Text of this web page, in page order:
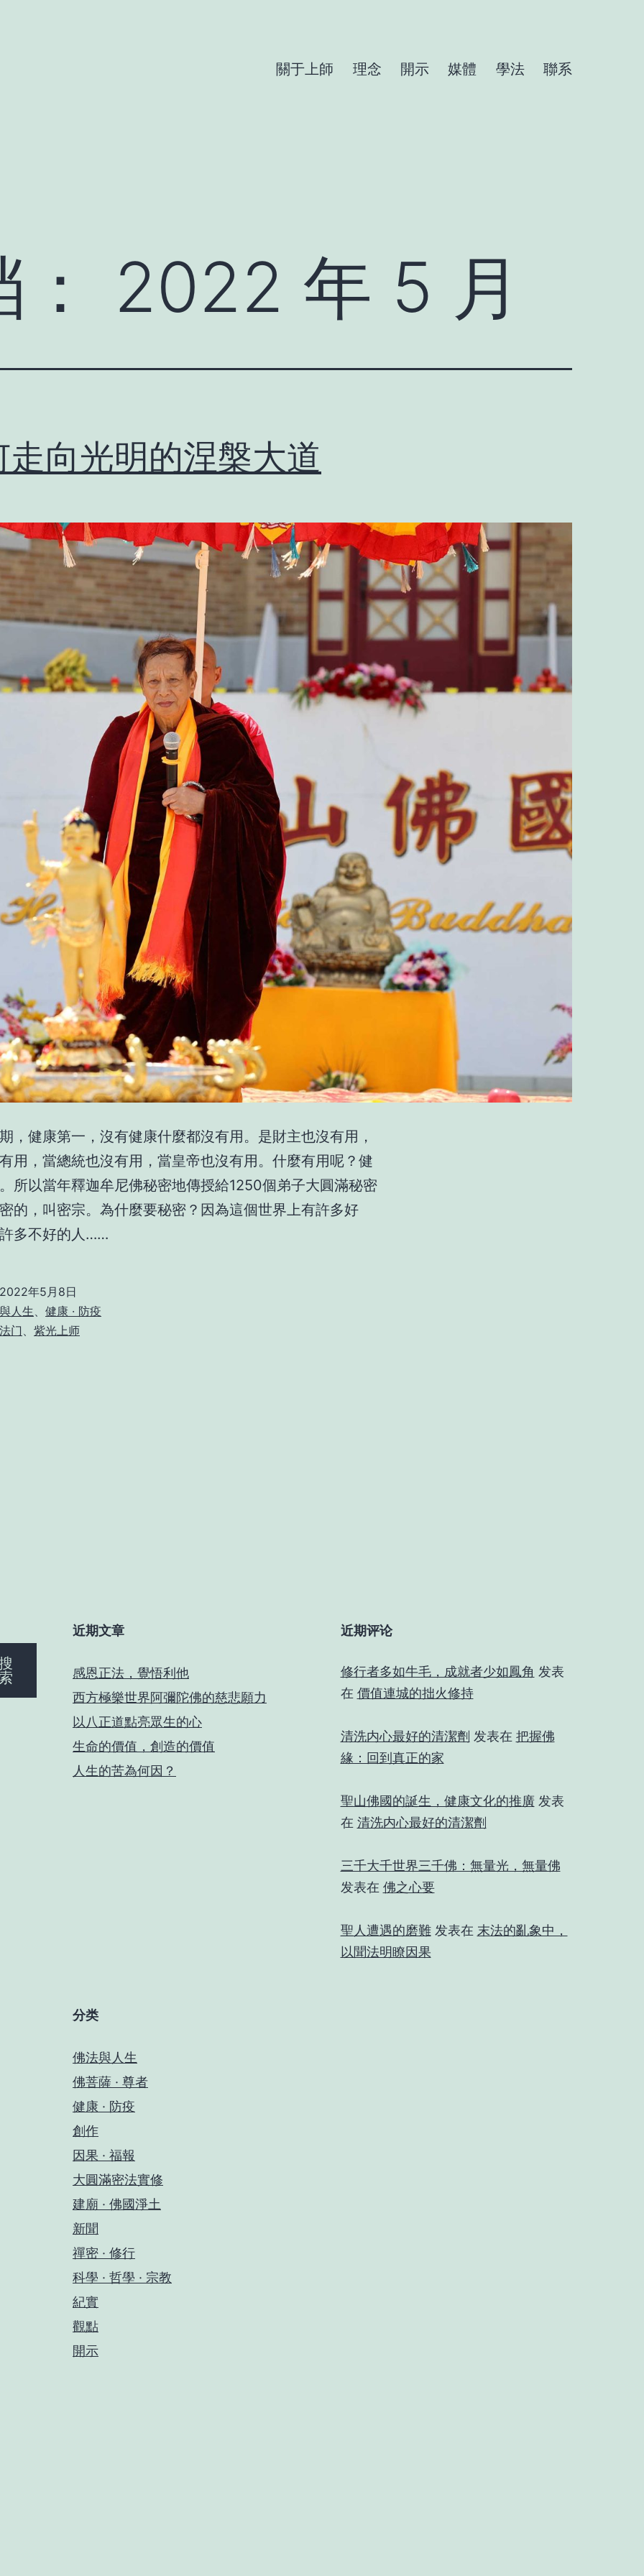
關于上師 理念 開示 媒體 學法 聯系
2022 年 5 月
走向光明的涅槃大道
，健康第一，沒有健康什麼都沒有用。是財主也沒有用，
用，當總統也沒有用，當皇帝也沒有用。什麼有用呢？健
所以當年釋迦牟尼佛秘密地傳授給1250個弟子大圓滿秘密
的，叫密宗。為什麼要秘密？因為這個世界上有許多好
多不好的人……
2022年5月8日
人生、 健康 · 防疫
门 、 紫光上师
近期文章
感恩正法，覺悟利他
西方極樂世界阿彌陀佛的慈悲願力
以八正道點亮眾生的心
生命的價值，創造的價值
人生的苦為何因？
近期评论
修行者多如牛毛，成就者少如鳳角 发表
在 價值連城的拙火修持
清洗内心最好的清潔劑 发表在 把握佛
緣：回到真正的家
聖山佛國的誕生，健康文化的推廣发表
在 清洗内心最好的清潔劑
三千大千世界三千佛：無量光，無量佛
发表在 佛之心要
聖人遭遇的磨難发表在 末法的亂象中，
以聞法明瞭因果
分类
佛法與人生
佛菩薩 · 尊者
健康 · 防疫
創作
因果 · 福報
大圓滿密法實修
建廟 · 佛國淨土
新聞
禪密 · 修行
科學 · 哲學 · 宗教
紀實
觀點
開示